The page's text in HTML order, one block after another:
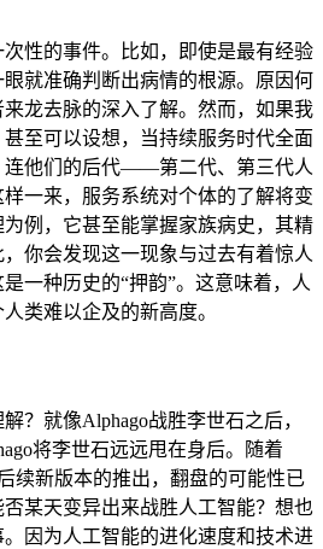
性的事件。比如，即使是最有经验
就准确判断出病情的根源。原因何
龙去脉的深入了解。然而，如果我
至可以设想，当持续服务时代全面
连他们的后代——第二代、第三代人
一来，服务系统对个体的了解将变
例，它甚至能掌握家族病史，其精
你会发现这一现象与过去有着惊人
一种历史的“押韵”。这意味着，人
类难以企及的新高度。
？就像Alphago战胜李世石之后，
将李世石远远甩在身后。随着
续新版本的推出，翻盘的可能性已
某天变异出来战胜人工智能？想也
因为人工智能的进化速度和技术进